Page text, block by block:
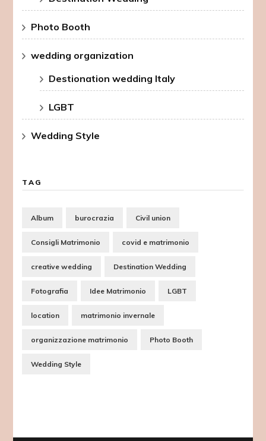
Photo Booth
wedding organization
Destionation wedding Italy
LGBT
Wedding Style
TAG
Album burocrazia Civil union
Consigli Matrimonio covid e matrimonio
creative wedding Destination Wedding
Fotografia Idee Matrimonio LGBT
location matrimonio invernale
organizzazione matrimonio Photo Booth
Wedding Style